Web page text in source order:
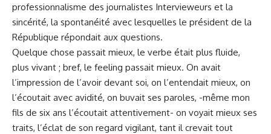
professionnalisme des journalistes Intervieweurs et la
sincérité, la spontanéité avec lesquelles le président de la
République répondait aux questions.
Quelque chose passait mieux, le verbe était plus fluide,
plus vivant ; bref, le feeling passait mieux. On avait
l’impression de l’avoir devant soi, on l’entendait mieux, on
l’écoutait avec avidité, on buvait ses paroles, -même mon
fils de six ans l’écoutait attentivement- on voyait mieux ses
traits, l’éclat de son regard vigilant, tant il crevait tout